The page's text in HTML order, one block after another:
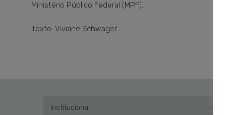
Ministério Público Federal (MPF).
Texto: Viviane Schwäger
Institucional